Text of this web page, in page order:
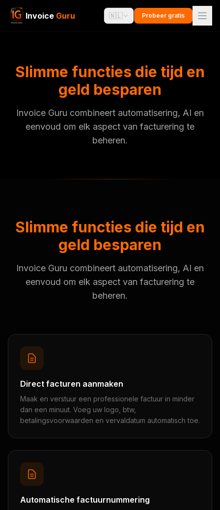
Invoice Guru 🇳🇱 Probeer gratis
Slimme functies die tijd en
geld besparen
Invoice Guru combineert automatisering, AI en
eenvoud om elk aspect van facturering te
beheren.
Slimme functies die tijd en
geld besparen
Invoice Guru combineert automatisering, AI en
eenvoud om elk aspect van facturering te
beheren.
Direct facturen aanmaken
Maak en verstuur een professionele factuur in minder
dan een minuut. Voeg uw logo, btw,
betalingsvoorwaarden en vervaldatum automatisch toe.
Automatische factuurnummering